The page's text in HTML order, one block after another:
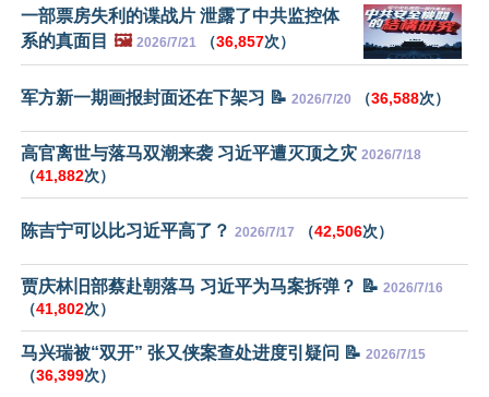
一部票房失利的谍战片 泄露了中共监控体
系的真面目 🖼️ 2026/7/21 （36,857次）
军方新一期画报封面还在下架习 📝 2026/7/20 （36,588次）
高官离世与落马双潮来袭 习近平遭灭顶之灾 2026/7/18
（41,882次）
陈吉宁可以比习近平高了？ 2026/7/17 （42,506次）
贾庆林旧部蔡赴朝落马 习近平为马案拆弹？ 📝 2026/7/16
（41,802次）
马兴瑞被“双开” 张又侠案查处进度引疑问 📝 2026/7/15
（36,399次）